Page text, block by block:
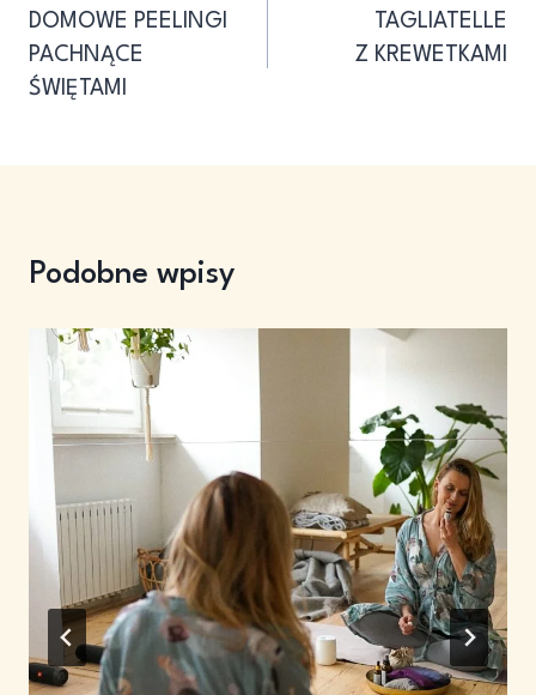
wpisu
DOMOWE PEELINGI
PACHNĄCE
ŚWIĘTAMI
TAGLIATELLE
Z KREWETKAMI
Podobne wpisy